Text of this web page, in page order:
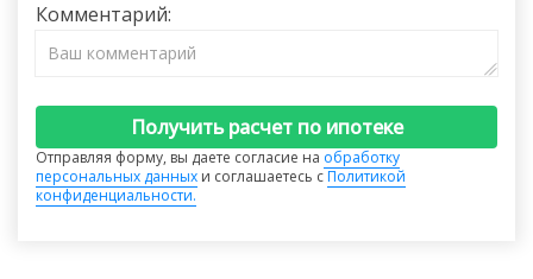
Комментарий:
Получить расчет по ипотеке
Отправляя форму, вы даете согласие на обработку
персональных данных и соглашаетесь сПолитикой
конфиденциальности.